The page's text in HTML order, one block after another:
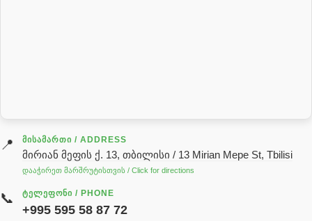
გადაცემათა კოლოფის ზეთი( კარობკის ზეთი)
ძრავის ზეთი
ჰიდრავლიკის ზეთი
реек
📍 ᲛᲘᲡᲐᲛᲐᲠᲗᲘ / ADDRESS
მირიან მეფის ქ. 13, თბილისი / 13 Mirian Mepe St, Tbilisi
დააჭირეთ მარშრუტისთვის / Click for directions
📞 ᲢᲔᲚᲔᲤᲝᲜᲘ / PHONE
+995 595 58 87 72